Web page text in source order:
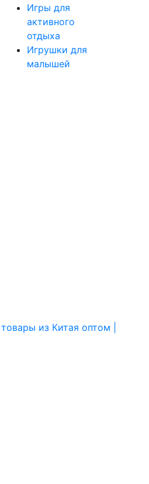
Игры для
активного
отдыха
Игрушки для
малышей